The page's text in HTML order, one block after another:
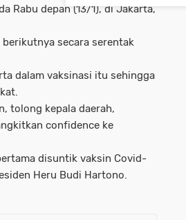
Rabu depan (13/1), di Jakarta,
secara serentak
dalam vaksinasi itu sehingga
tolong kepala daerah,
confidence ke
disuntik vaksin Covid-
Heru Budi Hartono.